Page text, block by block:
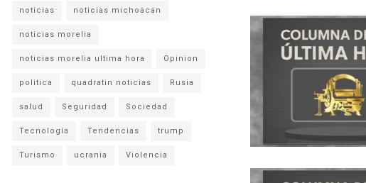
noticias noticias michoacan
noticias morelia
noticias morelia ultima hora Opinion
politica quadratin noticias Rusia
salud Seguridad Sociedad
Tecnología Tendencias trump
Turismo ucrania Violencia